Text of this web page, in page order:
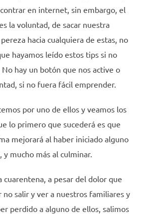
en internet, sin embargo, el
la voluntad, de sacar nuestra
hacia cualquiera de estas, no
hayamos leído estos tips si no
hay un botón que nos active o
si no fuera fácil emprender.
por uno de ellos y veamos los
lo primero que sucederá es que
mejorará al haber iniciado alguno
mucho más al culminar.
cuarentena, a pesar del dolor que
no salir y ver a nuestros familiares y
perdido a alguno de ellos, salimos